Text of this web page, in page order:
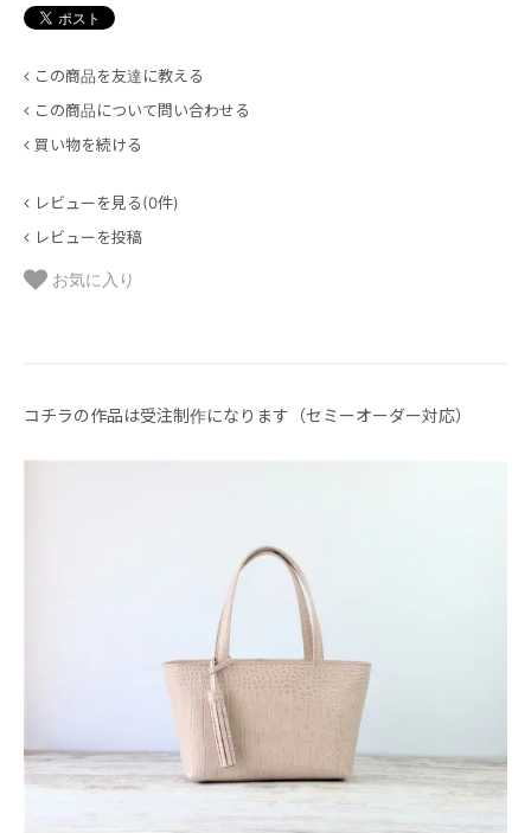
この商品を友達に教える
この商品について問い合わせる
買い物を続ける
レビューを見る(0件)
レビューを投稿
お気に入り
コチラの作品は受注制作になります（セミーオーダー対応）